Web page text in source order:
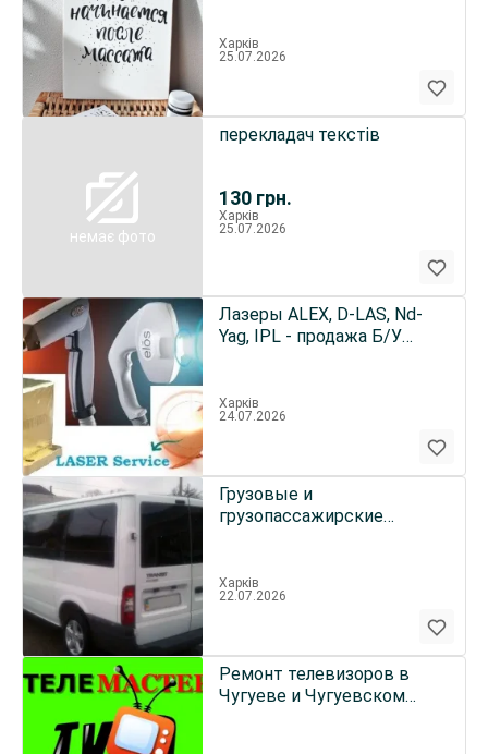
Харків
25.07.2026
немає фото
130 грн.
перекладач текстів
Харків
25.07.2026
Лазеры ALEX, D-LAS, Nd-
Yag, IPL - продажа Б/У
Харків
24.07.2026
Грузовые и
грузопассажирские
Харків
22.07.2026
Ремонт телевизоров в
Чугуеве и Чугуевском